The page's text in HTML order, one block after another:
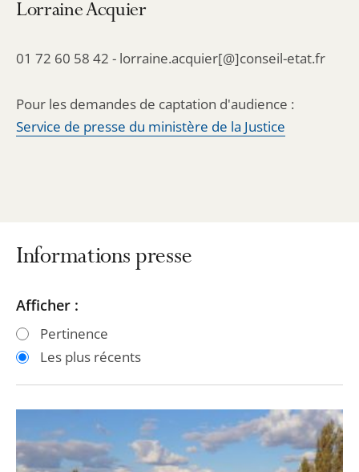
Lorraine Acquier
01 72 60 58 42 - lorraine.acquier[@]conseil-etat.fr
Pour les demandes de captation d'audience :
Service de presse du ministère de la Justice
Informations presse
Passer
les
filtres
Passer
les
filtres
Afficher :
Pertinence
Les plus récents
«
A69